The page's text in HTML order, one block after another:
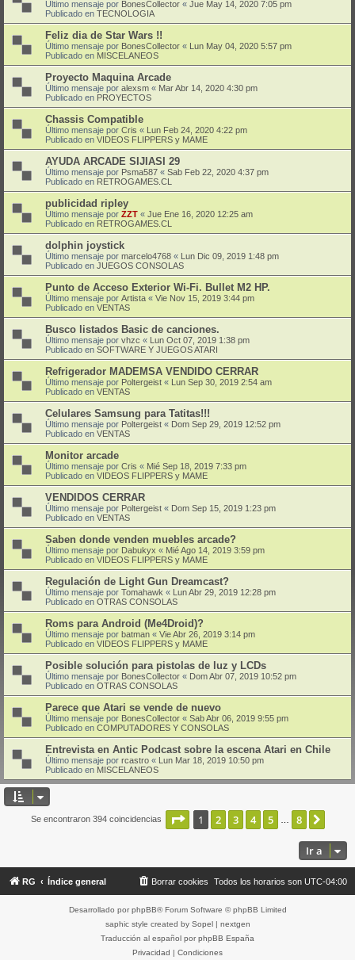
Último mensaje por BonesCollector « Jue May 14, 2020 7:05 pm
Publicado en TECNOLOGIA
Feliz dia de Star Wars !!
Último mensaje por BonesCollector « Lun May 04, 2020 5:57 pm
Publicado en MISCELANEOS
Proyecto Maquina Arcade
Último mensaje por alexsm « Mar Abr 14, 2020 4:30 pm
Publicado en PROYECTOS
Chassis Compatible
Último mensaje por Cris « Lun Feb 24, 2020 4:22 pm
Publicado en VIDEOS FLIPPERS y MAME
AYUDA ARCADE SIJIASI 29
Último mensaje por Psma587 « Sab Feb 22, 2020 4:37 pm
Publicado en RETROGAMES.CL
publicidad ripley
Último mensaje por ZZT « Jue Ene 16, 2020 12:25 am
Publicado en RETROGAMES.CL
dolphin joystick
Último mensaje por marcelo4768 « Lun Dic 09, 2019 1:48 pm
Publicado en JUEGOS CONSOLAS
Punto de Acceso Exterior Wi-Fi. Bullet M2 HP.
Último mensaje por Artista « Vie Nov 15, 2019 3:44 pm
Publicado en VENTAS
Busco listados Basic de canciones.
Último mensaje por vhzc « Lun Oct 07, 2019 1:38 pm
Publicado en SOFTWARE Y JUEGOS ATARI
Refrigerador MADEMSA VENDIDO CERRAR
Último mensaje por Poltergeist « Lun Sep 30, 2019 2:54 am
Publicado en VENTAS
Celulares Samsung para Tatitas!!!
Último mensaje por Poltergeist « Dom Sep 29, 2019 12:52 pm
Publicado en VENTAS
Monitor arcade
Último mensaje por Cris « Mié Sep 18, 2019 7:33 pm
Publicado en VIDEOS FLIPPERS y MAME
VENDIDOS CERRAR
Último mensaje por Poltergeist « Dom Sep 15, 2019 1:23 pm
Publicado en VENTAS
Saben donde venden muebles arcade?
Último mensaje por Dabukyx « Mié Ago 14, 2019 3:59 pm
Publicado en VIDEOS FLIPPERS y MAME
Regulación de Light Gun Dreamcast?
Último mensaje por Tomahawk « Lun Abr 29, 2019 12:28 pm
Publicado en OTRAS CONSOLAS
Roms para Android (Me4Droid)?
Último mensaje por batman « Vie Abr 26, 2019 3:14 pm
Publicado en VIDEOS FLIPPERS y MAME
Posible solución para pistolas de luz y LCDs
Último mensaje por BonesCollector « Dom Abr 07, 2019 10:52 pm
Publicado en OTRAS CONSOLAS
Parece que Atari se vende de nuevo
Último mensaje por BonesCollector « Sab Abr 06, 2019 9:55 pm
Publicado en COMPUTADORES Y CONSOLAS
Entrevista en Antic Podcast sobre la escena Atari en Chile
Último mensaje por rcastro « Lun Mar 18, 2019 10:50 pm
Publicado en MISCELANEOS
Se encontraron 394 coincidencias Página de
1 2 3 4 5 8
Ir a
RG Índice general Todos los horarios son UTC-04:00
Borrar cookies
Desarrollado por phpBB® Forum Software © phpBB Limited
saphic style created by Sopel| nextgen
Traducción al español por phpBB España
Privacidad | Condiciones